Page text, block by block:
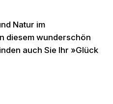
Natur im
diesem wunderschön
auch Sie Ihr »Glück